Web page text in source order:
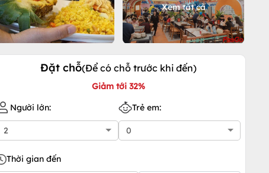
Xem tất cả
Đặt chỗ(Để có chỗ trước khi đến)
Giảm tới 32%
Người lớn:
Trẻ em:
Thời gian đến